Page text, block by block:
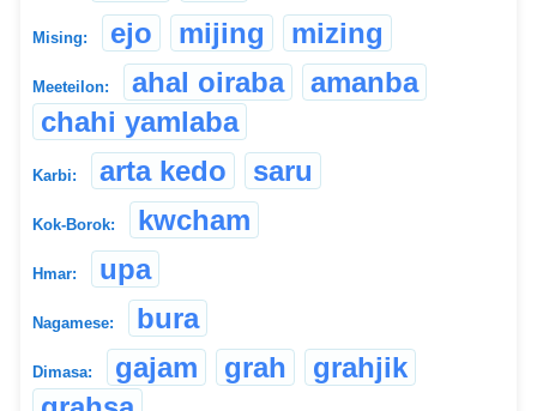
Mising: ejo mijing mizing
Meeteilon: ahal oiraba
amanba
chahi yamlaba
Karbi: arta kedo saru
Kok-Borok: kwcham
Hmar: upa
Nagamese: bura
Dimasa: gajam grah
grahjik